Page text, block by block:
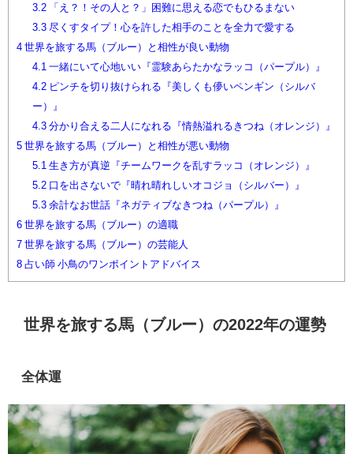
3.2「え？！その人と？」困難に思える恋でもひるまない
3.3尽くすタイプ！心を許した相手のことを全力で愛する
4 世界を旅する馬（ブルー）と相性が良い動物
4.1 一緒にいて心地いい『霊験あらたかなラッコ（パープル）』
4.2ピンチを切り抜けられる『美しくも儚いペンギン（シルバ
ー）』
4.3分かり合える二人になれる『情熱溢れるきつね（オレンジ）』
5 世界を旅する馬（ブルー）と相性が悪い動物
5.1 生き方が真逆『チームワークを乱すラッコ（オレンジ）』
5.2口を出さないで『晴れ晴れしいオコジョ（シルバー）』
5.3余計なお世話『ネガティブなきつね（パープル）』
6 世界を旅する馬（ブルー）の適職
7 世界を旅する馬（ブルー）の芸能人
8 占い師 小鳥のワンポイントアドバイス
世界を旅する馬（ブルー）の2022年の運勢
全体運